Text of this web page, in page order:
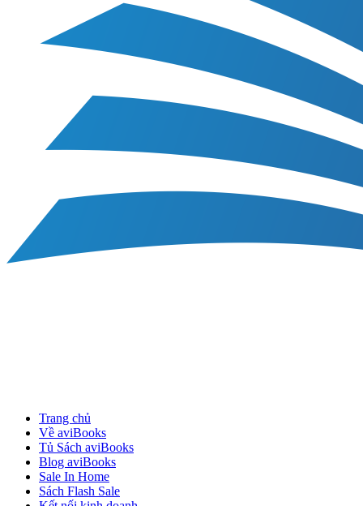
Trang chủ
Về aviBooks
Tủ Sách aviBooks
Blog aviBooks
Sale In Home
Sách Flash Sale